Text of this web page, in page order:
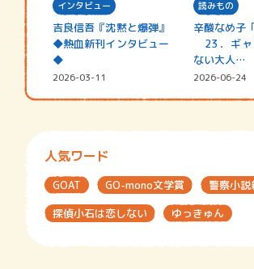
インタビュー
吉良信吾『沈黙と爆弾』
◆熱血新刊インタビュー
◆
2026-03-11
読みもの
辛酸なめ子
23．ギャ
ない大人…
2026-06-24
人気ワード
GOAT GO-mono文学賞
警察小説
探偵小石は恋しない
ゆっきゅん